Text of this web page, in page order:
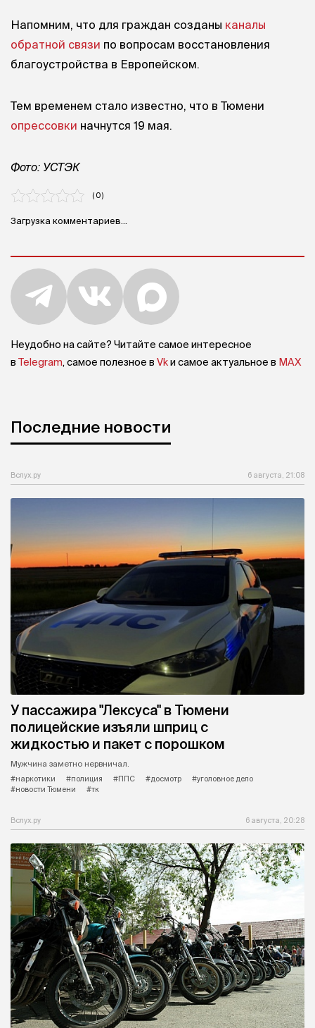
Напомним, что для граждан созданы каналы
обратной связи по вопросам восстановления
благоустройства в Европейском.
Тем временем стало известно, что в Тюмени
опрессовки начнутся 19 мая.
Фото: УСТЭК
( 0 )
Загрузка комментариев...
Неудобно на сайте? Читайте самое интересное
в Telegram, самое полезное в Vkи самое актуальное в MAX
Последние новости
Вслух.ру 6 августа, 21:08
У пассажира "Лексуса" в Тюмени
полицейские изъяли шприц с
жидкостью и пакет с порошком
Мужчина заметно нервничал.
#наркотики
#полиция #ППС #досмотр
#уголовное дело
#новости Тюмени
#тк
Вслух.ру 6 августа, 20:28